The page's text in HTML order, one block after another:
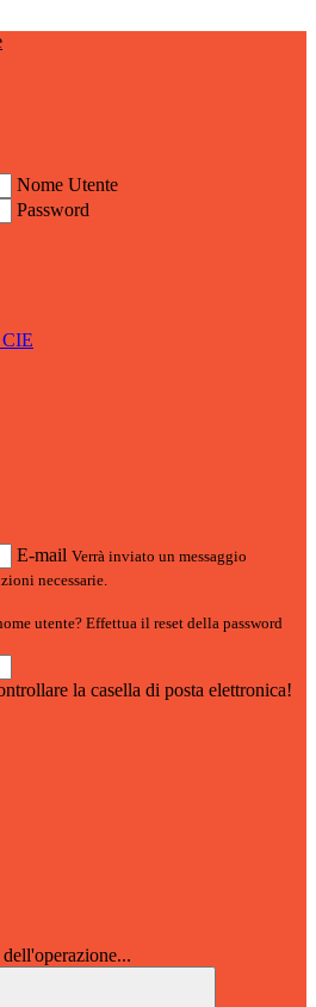
Nome Utente
Password
E-mail Verrà inviato un messaggio
necessarie.
utente? Effettua il reset della password
la casella di posta elettronica!